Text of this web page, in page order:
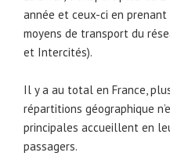
année et ceux-ci en prenant
moyens de transport du
et Intercités).
Il y a au total en France,
répartitions géographique
principales accueillent en
passagers.